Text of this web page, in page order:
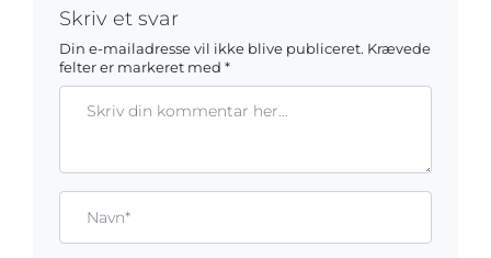
Skriv et svar
Din e-mailadresse vil ikke blive publiceret. Krævede
felter er markeret med *